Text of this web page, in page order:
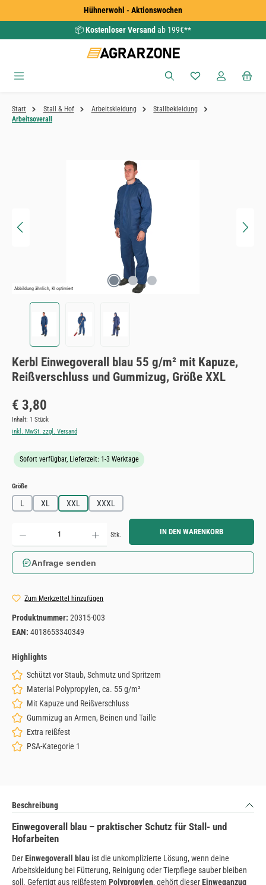
Zum Hauptinhalt springenHühnerwohl - Aktionswochen
📦Kostenloser Versand ab 199€**
Du hast 0
Start Stall & Hof Arbeitskleidung
Stallbekleidung
Arbeitsoverall
Abbildung ähnlich, KI optimiert
Kerbl Einwegoverall blau 55 g/m² mit Kapuze,
Reißverschluss und Gummizug, Größe XXL
Regulärer Preis:
€ 3,80
Inhalt: 1 Stück
inkl. MwSt. zzgl. Versand
Sofort verfügbar, Lieferzeit: 1-3 Werktage
Größeauswählen
L XL XXL XXXL
Produkt Anzahl: Gib den gewünschten Wert ein oder benutze die Schaltflächen um die Anzahl zu
Stk. IN DEN WARENKORB
Anfrage senden
Zum Merkzettel hinzufügen
Produktnummer: 20315-003
EAN: 4018653340349
Highlights
Schützt vor Staub, Schmutz und Spritzern
Material Polypropylen, ca. 55 g/m²
Mit Kapuze und Reißverschluss
Gummizug an Armen, Beinen und Taille
Extra reißfest
PSA-Kategorie 1
Beschreibung
Einwegoverall blau – praktischer Schutz für Stall- und
Hofarbeiten
DerEinwegoverall blau ist die unkomplizierte Lösung, wenn deine
Arbeitskleidung bei Fütterung, Reinigung oder Tierpflege sauber bleiben
soll. Gefertigt aus reißfestem Polypropylen, gehört dieserEinweganzug